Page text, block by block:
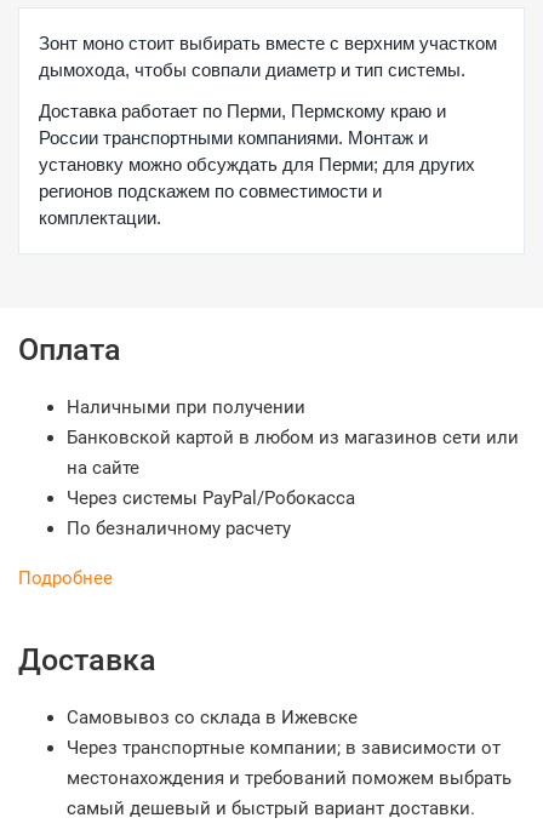
Зонт моно стоит выбирать вместе с верхним участком
дымохода, чтобы совпали диаметр и тип системы.
Доставка работает по Перми, Пермскому краю и
России транспортными компаниями. Монтаж и
установку можно обсуждать для Перми; для других
регионов подскажем по совместимости и
комплектации.
Оплата
Наличными при получении
Банковской картой в любом из магазинов сети или
на сайте
Через системы PayPal/Робокасса
По безналичному расчету
Подробнее
Доставка
Самовывоз со склада в Ижевске
Через транспортные компании; в зависимости от
местонахождения и требований поможем выбрать
самый дешевый и быстрый вариант доставки.